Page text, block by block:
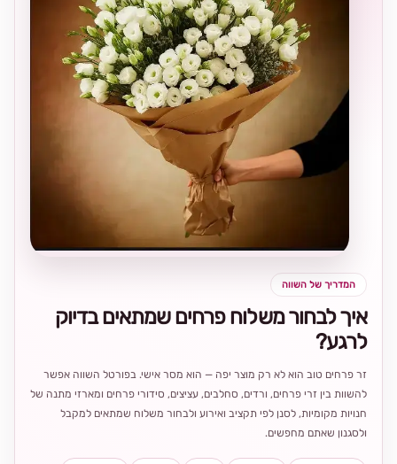
המדריך של השווה
איך לבחור משלוח פרחים שמתאים בדיוק
לרגע?
זר פרחים טוב הוא לא רק מוצר יפה — הוא מסר אישי. בפורטל השווה אפשר
להשוות בין זרי פרחים, ורדים, סחלבים, עציצים, סידורי פרחים ומארזי מתנה של
חנויות מקומיות, לסנן לפי תקציב ואירוע ולבחור משלוח שמתאים למקבל
ולסגנון שאתם מחפשים.